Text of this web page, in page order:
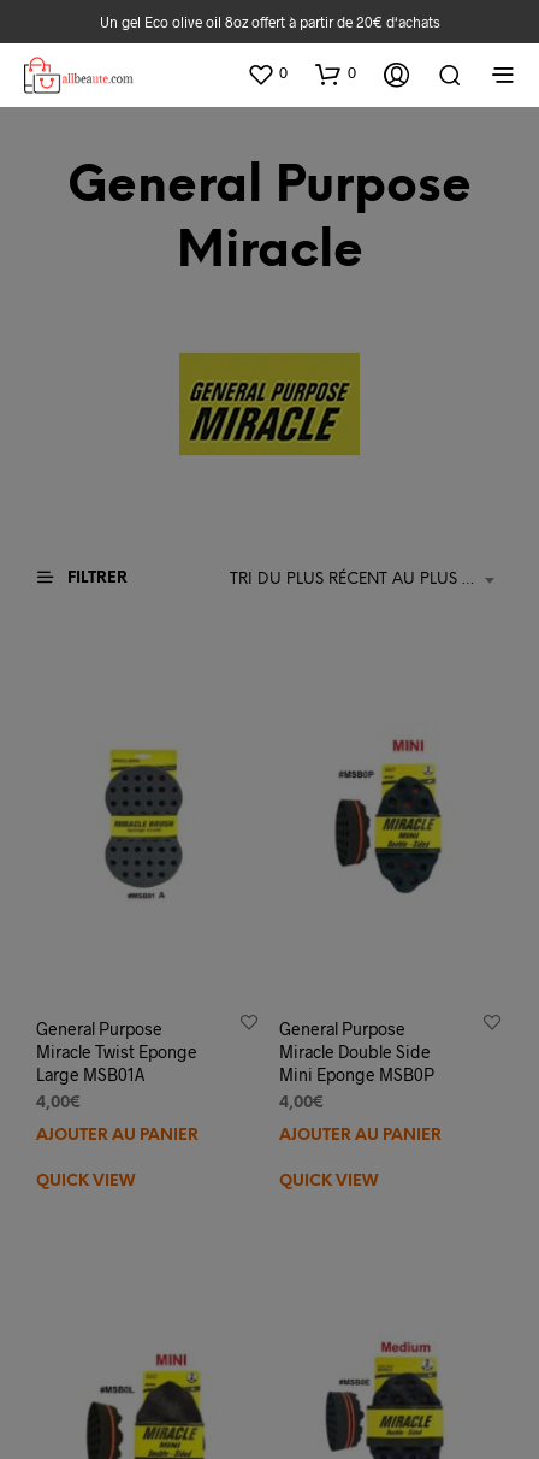
Un gel Eco olive oil 8oz offert à partir de 20€ d‘achats
0 0
General Purpose
Miracle
FILTRER TRI DU PLUS RÉCENT AU PLUS ANCIEN
General Purpose
Miracle Twist Eponge
Large MSB01A
4,00€
AJOUTER AU PANIER
QUICK VIEW
General Purpose
Miracle Double Side
Mini Eponge MSB0P
4,00€
AJOUTER AU PANIER
QUICK VIEW